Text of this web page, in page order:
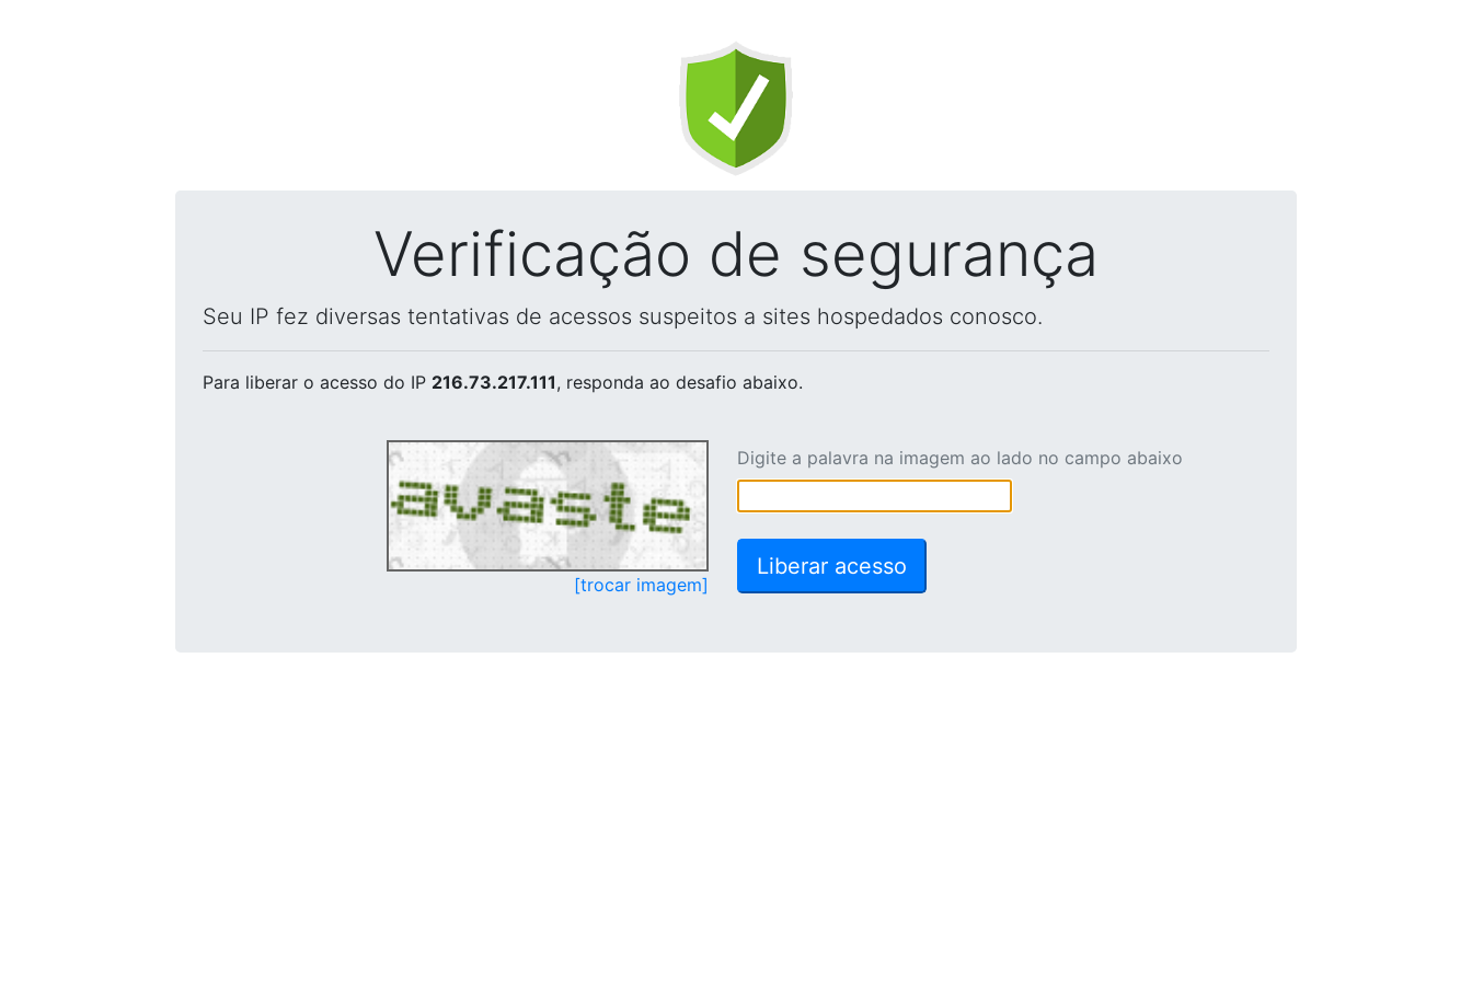
Verificação de segurança
Seu IP fez diversas tentativas de acessos suspeitos a sites hospedados conosco.
Para liberar o acesso do IP 216.73.217.111, responda ao desafio abaixo.
[trocar imagem]
Digite a palavra na imagem ao lado no campo abaixo